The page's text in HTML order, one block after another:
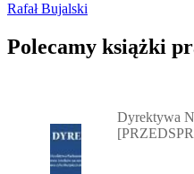
Rafał Bujalski
Polecamy książki
Dyrektywa